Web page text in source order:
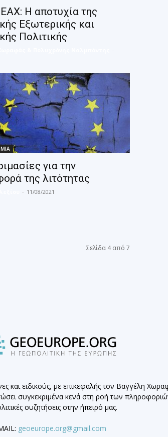
Η αποτυχία της
Εξωτερικής και
Πολιτικής
-
για την
της λιτότητας
- 11/08/2021
Σελίδα 4 από 7
και ειδικούς, με επικεφαλής τον Βαγγέλη
συγκεκριμένα κενά στη ροή των
συζητήσεις στην ήπειρό μας.
geoeurope.org@gmail.com